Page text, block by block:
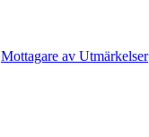
Mottagare av Utmärkelser